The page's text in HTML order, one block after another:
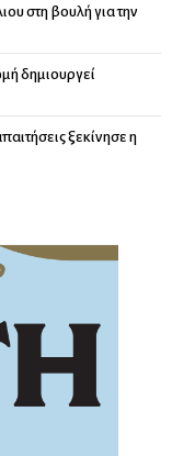
στη βουλή για την
δημιουργεί
ξεκίνησε η